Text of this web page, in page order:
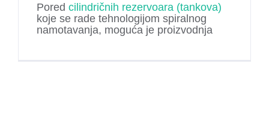
Pored cilindričnih rezervoara (tankova)
koje se rade tehnologijom spiralnog
namotavanja, moguća je proizvodnja